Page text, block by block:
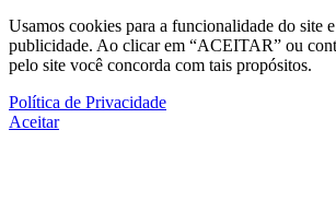
Usamos cookies para a funcionalidade do site
publicidade. Ao clicar em “ACEITAR” ou
pelo site você concorda com tais propósitos.
Política de Privacidade
Aceitar